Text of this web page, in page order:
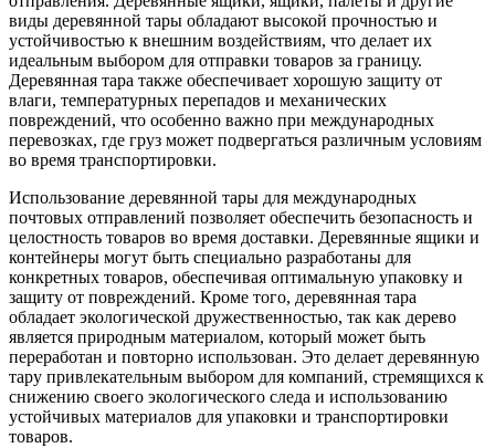
виды деревянной тары обладают высокой прочностью и
устойчивостью к внешним воздействиям, что делает их
идеальным выбором для отправки товаров за границу.
Деревянная тара также обеспечивает хорошую защиту от
влаги, температурных перепадов и механических
повреждений, что особенно важно при международных
перевозках, где груз может подвергаться различным условиям
во время транспортировки.
Использование деревянной тары для международных
почтовых отправлений позволяет обеспечить безопасность и
целостность товаров во время доставки. Деревянные ящики и
контейнеры могут быть специально разработаны для
конкретных товаров, обеспечивая оптимальную упаковку и
защиту от повреждений. Кроме того, деревянная тара
обладает экологической дружественностью, так как дерево
является природным материалом, который может быть
переработан и повторно использован. Это делает деревянную
тару привлекательным выбором для компаний, стремящихся к
снижению своего экологического следа и использованию
устойчивых материалов для упаковки и транспортировки
товаров.